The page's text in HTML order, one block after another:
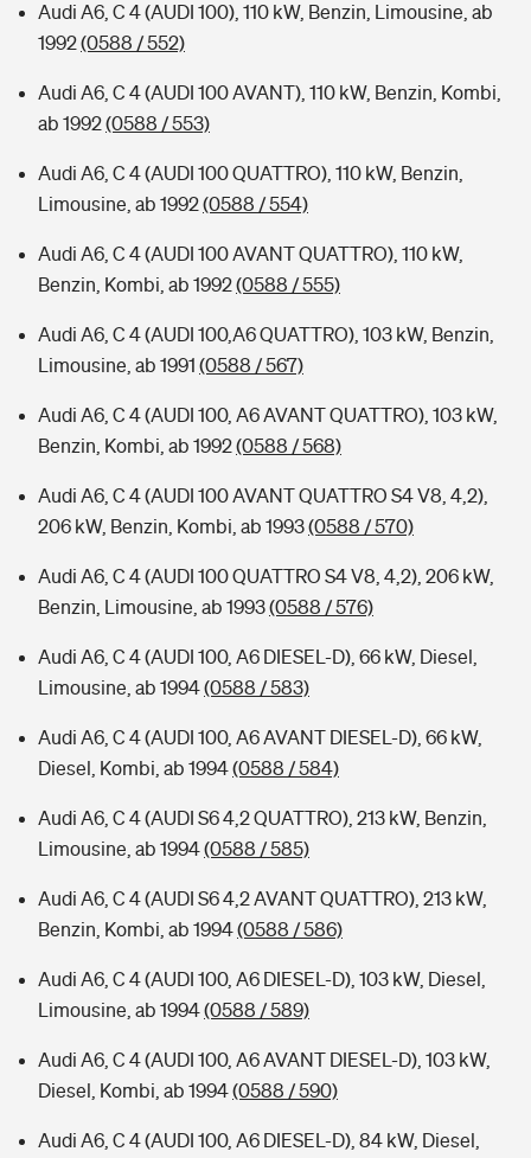
Audi A6, C 4 (AUDI 100), 110 kW, Benzin, Limousine, ab
1992(0588 / 552)
Audi A6, C 4 (AUDI 100 AVANT), 110 kW, Benzin, Kombi,
ab 1992(0588 / 553)
Audi A6, C 4 (AUDI 100 QUATTRO), 110 kW, Benzin,
Limousine, ab 1992(0588 / 554)
Audi A6, C 4 (AUDI 100 AVANT QUATTRO), 110 kW,
Benzin, Kombi, ab 1992(0588 / 555)
Audi A6, C 4 (AUDI 100,A6 QUATTRO), 103 kW, Benzin,
Limousine, ab 1991 (0588 / 567)
Audi A6, C 4 (AUDI 100, A6 AVANT QUATTRO), 103 kW,
Benzin, Kombi, ab 1992(0588 / 568)
Audi A6, C 4 (AUDI 100 AVANT QUATTRO S4 V8, 4,2),
206 kW, Benzin, Kombi, ab 1993(0588 / 570)
Audi A6, C 4 (AUDI 100 QUATTRO S4 V8, 4,2), 206 kW,
Benzin, Limousine, ab 1993(0588 / 576)
Audi A6, C 4 (AUDI 100, A6 DIESEL-D), 66 kW, Diesel,
Limousine, ab 1994(0588 / 583)
Audi A6, C 4 (AUDI 100, A6 AVANT DIESEL-D), 66 kW,
Diesel, Kombi, ab 1994(0588 / 584)
Audi A6, C 4 (AUDI S6 4,2 QUATTRO), 213 kW, Benzin,
Limousine, ab 1994(0588 / 585)
Audi A6, C 4 (AUDI S6 4,2 AVANT QUATTRO), 213 kW,
Benzin, Kombi, ab 1994(0588 / 586)
Audi A6, C 4 (AUDI 100, A6 DIESEL-D), 103 kW, Diesel,
Limousine, ab 1994(0588 / 589)
Audi A6, C 4 (AUDI 100, A6 AVANT DIESEL-D), 103 kW,
Diesel, Kombi, ab 1994(0588 / 590)
Audi A6, C 4 (AUDI 100, A6 DIESEL-D), 84 kW, Diesel,